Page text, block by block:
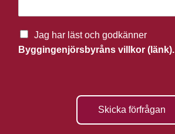
Jag har läst och godkänner
Byggingenjörsbyråns villkor (länk).
Skicka förfrågan